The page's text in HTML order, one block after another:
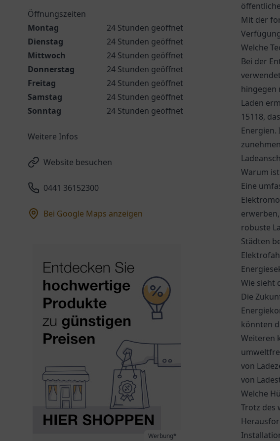
Öffnungszeiten
Montag
24 Stunden geöffnet
Dienstag
24 Stunden geöffnet
Mittwoch
24 Stunden geöffnet
Donnerstag
24 Stunden geöffnet
Freitag
24 Stunden geöffnet
Samstag
24 Stunden geöffnet
Sonntag
24 Stunden geöffnet
Weitere Infos
Website besuchen
0441 36152300
Bei Google Maps anzeigen
Werbung*
Mit der
Welche
Bei der
hingegen
Laden
15118,
Warum
Eine
robuste
Städten
Wie sieht
Die
könnten
Weiteren
von
von
Welche
Trotz des